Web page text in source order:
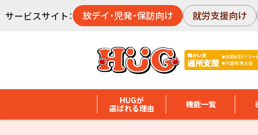
サービスサイト： 放デイ・児発・保訪向け 就労支援向け
HUGが
選ばれる理由 機能一覧